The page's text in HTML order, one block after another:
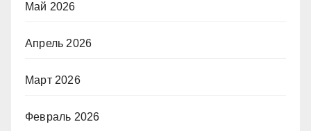
Май 2026
Апрель 2026
Март 2026
Февраль 2026